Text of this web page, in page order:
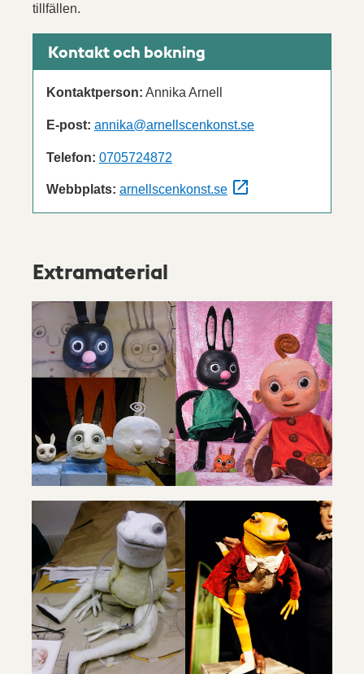
tillfällen.
Kontakt och bokning
Kontaktperson: Annika Arnell
E-post: annika@arnellscenkonst.se
Telefon: 0705724872
Webbplats: arnellscenkonst.se
Extramaterial